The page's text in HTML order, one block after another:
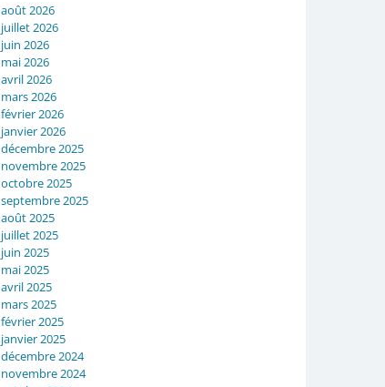
août 2026
juillet 2026
juin 2026
mai 2026
avril 2026
mars 2026
février 2026
janvier 2026
décembre 2025
novembre 2025
octobre 2025
septembre 2025
août 2025
juillet 2025
juin 2025
mai 2025
avril 2025
mars 2025
février 2025
janvier 2025
décembre 2024
novembre 2024